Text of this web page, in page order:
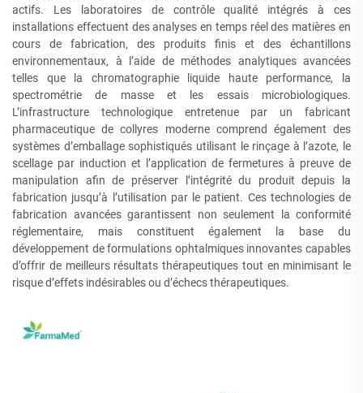
actifs. Les laboratoires de contrôle qualité intégrés à ces
installations effectuent des analyses en temps réel des matières en
cours de fabrication, des produits finis et des échantillons
environnementaux, à l’aide de méthodes analytiques avancées
telles que la chromatographie liquide haute performance, la
spectrométrie de masse et les essais microbiologiques.
L’infrastructure technologique entretenue par un fabricant
pharmaceutique de collyres moderne comprend également des
systèmes d’emballage sophistiqués utilisant le rinçage à l’azote, le
scellage par induction et l’application de fermetures à preuve de
manipulation afin de préserver l’intégrité du produit depuis la
fabrication jusqu’à l’utilisation par le patient. Ces technologies de
fabrication avancées garantissent non seulement la conformité
réglementaire, mais constituent également la base du
développement de formulations ophtalmiques innovantes capables
d’offrir de meilleurs résultats thérapeutiques tout en minimisant le
risque d’effets indésirables ou d’échecs thérapeutiques.